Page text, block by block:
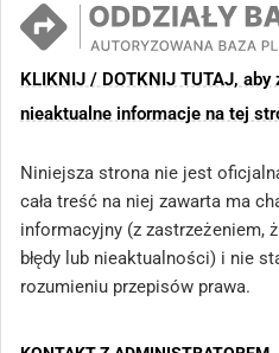
KLIKNIJ / DOTKNIJ TUTAJ, aby
nieaktualne informacje na tej
Niniejsza strona nie jest
cała treść na niej zawarta ma
informacyjny (z zastrzeżeniem,
błędy lub nieaktualności) i nie
rozumieniu przepisów prawa.